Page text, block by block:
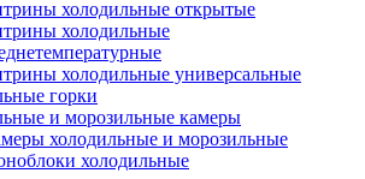
холодильные открытые
холодильные
холодильные универсальные
горки
и морозильные камеры
холодильные и морозильные
холодильные